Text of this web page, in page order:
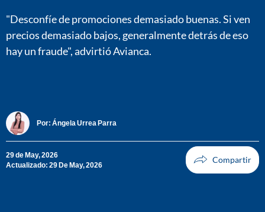
"Desconfíe de promociones demasiado buenas. Si ven
precios demasiado bajos, generalmente detrás de eso
hay un fraude", advirtió Avianca.
Por: Ángela Urrea Parra
29 de May, 2026
Actualizado: 29 De May, 2026